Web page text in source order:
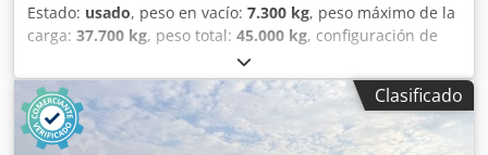
Estado: usado, peso en vacío: 7.300 kg, peso máximo de la
carga: 37.700 kg, peso total: 45.000 kg, configuración de
03/2019
tamaño del neumático:235/75R17,5 --/140J, color:otro,
tipo de engranaje:otro, tamaño del neumático delantero:
235/75R17,5 --/140J , tamaño del neumático trasero:
235/75R17,5 --/140J, cabina del conductor:otro , clase de
Clasificado